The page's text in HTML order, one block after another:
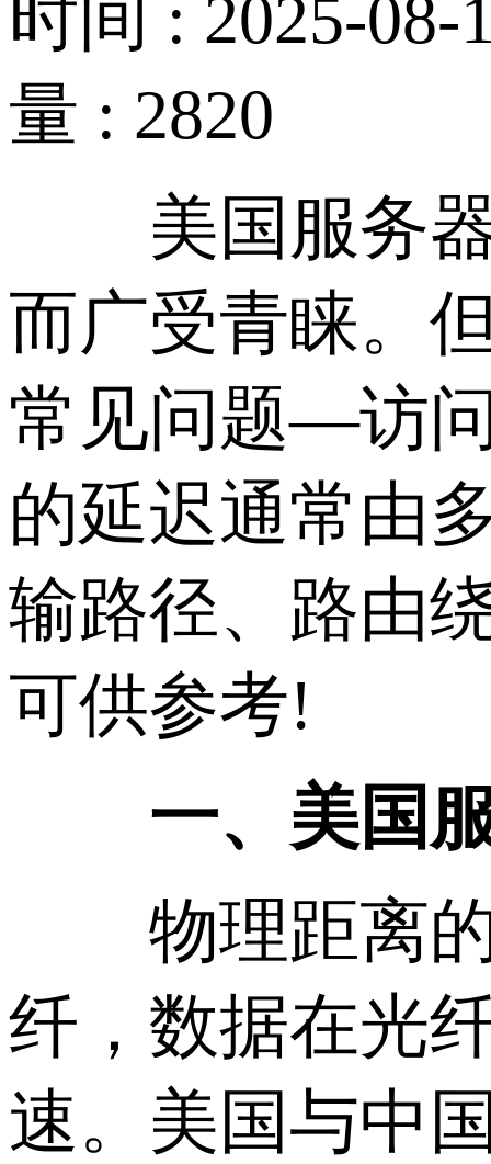
时间 : 2025-08-
量 : 2820
美国服务器
而广受青睐。
常见问题—访
的延迟通常由
输路径、路由
可供参考!
一、美国服
物理距离的
纤，数据在光
速。美国与中